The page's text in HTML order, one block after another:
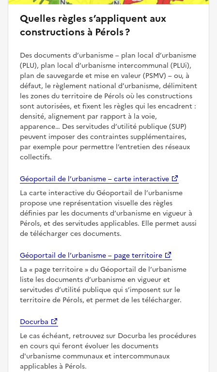
Quelles règles s’appliquent aux
constructions à Pérols ?
Des documents d’urbanisme – plan local d’urbanisme
(PLU), plan local d’urbanisme intercommunal (PLUi),
plan de sauvegarde et mise en valeur (PSMV) – ou, à
défaut, le règlement national d’urbanisme, délimitent
les zones du territoire de Pérols où les constructions
sont autorisées, et fixent les règles qui les encadrent :
densité, alignement par rapport à la voie,
apparence… Des servitudes d’utilité publique (SUP)
peuvent imposer des contraintes supplémentaires,
par exemple pour permettre l’entretien des réseaux
collectifs.
Géoportail de l’urbanisme – carte interactive
La carte interactive du Géoportail de l’urbanisme
propose une représentation visuelle des règles
définies par les documents d’urbanisme en vigueur à
Pérols, et des servitudes applicables. Elle permet aussi
de télécharger ces documents.
Géoportail de l’urbanisme – page territoire
La
page territoire
du Géoportail de l’urbanisme
liste les documents d’urbanisme en vigueur et
servitudes d’utilité publique qui s’imposent sur le
territoire de Pérols, et permet de les télécharger.
Docurba
Le cas échéant, retrouvez sur Docurba les procédures
en cours qui feront évoluer les documents
d'urbanisme communaux et intercommunaux
applicables à Pérols.